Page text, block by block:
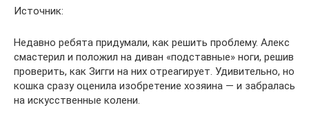
Источник:
Недавно ребята придумали, как решить проблему. Алекс
смастерил и положил на диван «подставные» ноги, решив
проверить, как Зигги на них отреагирует. Удивительно, но
кошка сразу оценила изобретение хозяина — и забралась
на искусственные колени.